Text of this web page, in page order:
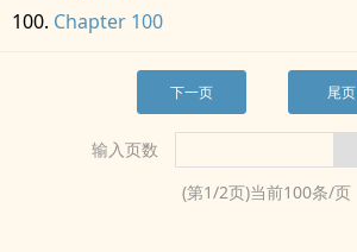
Chapter 100
下一页 尾页
输入页数
(第1/2页)当前100条/页